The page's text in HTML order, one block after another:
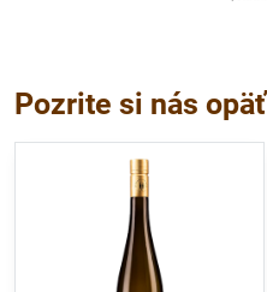
Pozrite si nás opäť